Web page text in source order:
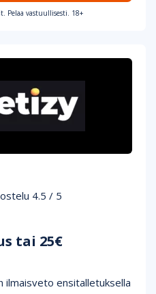
Pelaa vastuullisesti. 18+
4.5 / 5
tai 25€
ilmaisveto ensitalletuksella